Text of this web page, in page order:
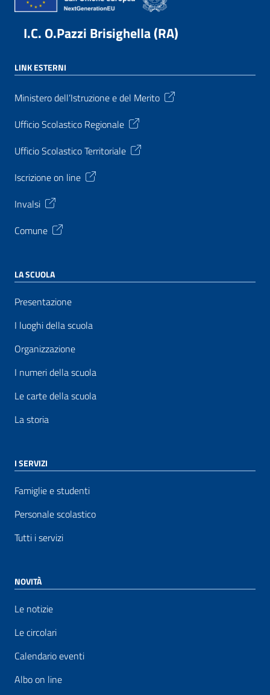
I.C. O.Pazzi Brisighella (RA)
LINK ESTERNI
Ministero dell’Istruzione e del Merito
Ufficio Scolastico Regionale
Ufficio Scolastico Territoriale
Iscrizione on line
Invalsi
Comune
LA SCUOLA
Presentazione
I luoghi della scuola
Organizzazione
I numeri della scuola
Le carte della scuola
La storia
I SERVIZI
Famiglie e studenti
Personale scolastico
Tutti i servizi
NOVITÀ
Le notizie
Le circolari
Calendario eventi
Albo on line